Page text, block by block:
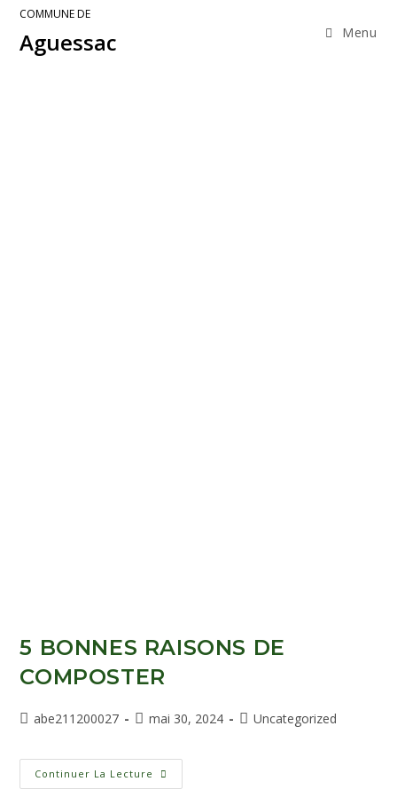
COMMUNE DE
Aguessac Menu
5 BONNES RAISONS DE
COMPOSTER
abe211200027 mai 30, 2024 Uncategorized
Continuer La Lecture